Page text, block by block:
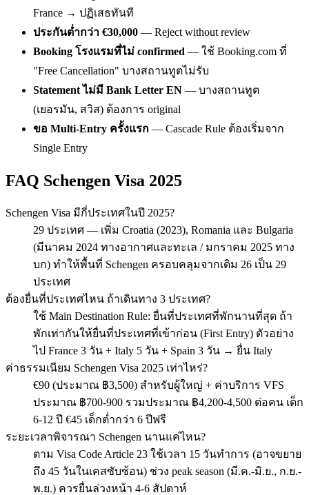
France → ปฏิเสธทันที
ประกันต่ำกว่า €30,000 — Reject without review
Booking โรงแรมที่ไม่ confirmed — ใช้ Booking.com ที่
"Free Cancellation" บางสถานทูตไม่รับ
Statement ไม่มี Bank Letter EN — บางสถานทูต
(เยอรมัน, สวิส) ต้องการ original
ขอ Multi-Entry ครั้งแรก — Cascade Rule ต้องเริ่มจาก
Single Entry
FAQ Schengen Visa 2025
Schengen Visa มีกี่ประเทศในปี 2025?
29 ประเทศ — เพิ่ม Croatia (2023), Romania และ Bulgaria
(มีนาคม 2024 ทางอากาศและทะเล / มกราคม 2025 ทาง
บก) ทำให้พื้นที่ Schengen ครอบคลุมจากเดิม 26 เป็น 29
ประเทศ
ต้องยื่นที่ประเทศไหน ถ้าเดินทาง 3 ประเทศ?
ใช้ Main Destination Rule: ยื่นที่ประเทศที่พักนานที่สุด ถ้า
พักเท่ากันให้ยื่นที่ประเทศที่เข้าก่อน (First Entry) ตัวอย่าง
ไป France 3 วัน + Italy 5 วัน + Spain 3 วัน → ยื่น Italy
ค่าธรรมเนียม Schengen Visa 2025 เท่าไหร่?
€90 (ประมาณ ฿3,500) สำหรับผู้ใหญ่ + ค่าบริการ VFS
ประมาณ ฿700-900 รวมประมาณ ฿4,200-4,500 ต่อคน เด็ก
6-12 ปี €45 เด็กต่ำกว่า 6 ปีฟรี
ระยะเวลาพิจารณา Schengen นานแค่ไหน?
ตาม Visa Code Article 23 ใช้เวลา 15 วันทำการ (อาจขยาย
ถึง 45 วันในเคสซับซ้อน) ช่วง peak season (มี.ค.-มิ.ย., ก.ย.-
พ.ย.) ควรยื่นล่วงหน้า 4-6 สัปดาห์